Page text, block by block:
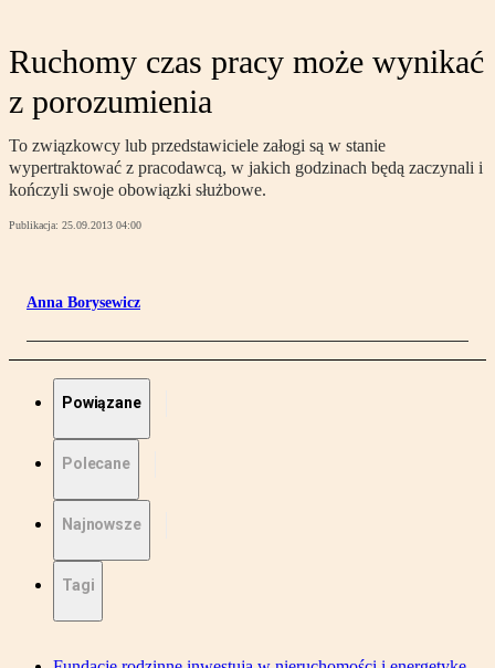
Ruchomy czas pracy może wynikać
z porozumienia
To związkowcy lub przedstawiciele załogi są w stanie
wypertraktować z pracodawcą, w jakich godzinach będą zaczynali i
kończyli swoje obowiązki służbowe.
Publikacja: 25.09.2013 04:00
Anna Borysewicz
Powiązane
Polecane
Najnowsze
Tagi